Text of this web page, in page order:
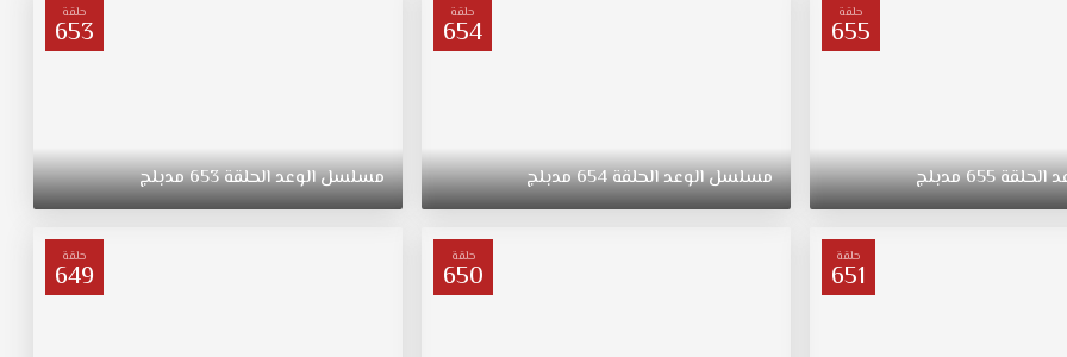
حلقة
655
الحلقة655مدبلج
حلقة
654
مسلسلالوعدالحلقة654مدبلج
حلقة
653
مسلسلالوعدالحلقة653مدبلج
حلقة
651
حلقة
650
حلقة
649